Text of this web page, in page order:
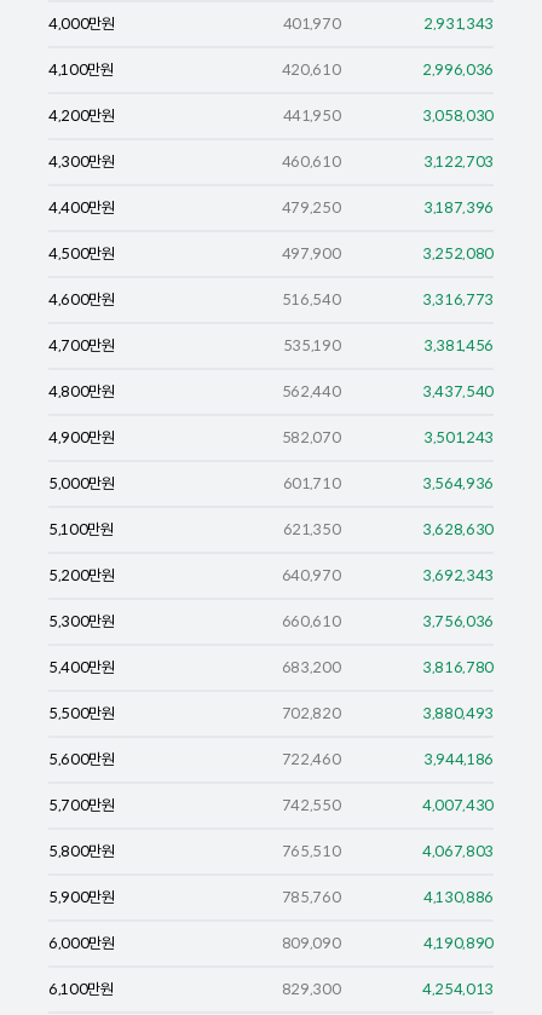
4,000만원 401,970 2,931,343
4,100만원 420,610 2,996,036
4,200만원 441,950 3,058,030
4,300만원 460,610 3,122,703
4,400만원 479,250 3,187,396
4,500만원 497,900 3,252,080
4,600만원 516,540 3,316,773
4,700만원 535,190 3,381,456
4,800만원 562,440 3,437,540
4,900만원 582,070 3,501,243
5,000만원 601,710 3,564,936
5,100만원 621,350 3,628,630
5,200만원 640,970 3,692,343
5,300만원 660,610 3,756,036
5,400만원 683,200 3,816,780
5,500만원 702,820 3,880,493
5,600만원 722,460 3,944,186
5,700만원 742,550 4,007,430
5,800만원 765,510 4,067,803
5,900만원 785,760 4,130,886
6,000만원 809,090 4,190,890
6,100만원 829,300 4,254,013